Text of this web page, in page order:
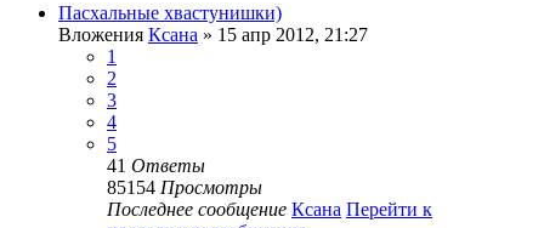
Пасхальные хвастунишки)
Вложения Ксана » 15 апр 2012, 21:27
1
2
3
4
5
41 Ответы
85154 Просмотры
Последнее сообщение Ксана Перейти к